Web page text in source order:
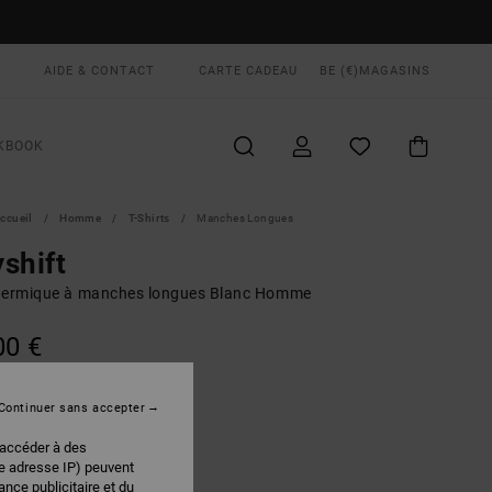
AIDE & CONTACT CARTE CADEAU BE (€) MAGASINS
Homme T-Shirts Manches Longues
à manches longues Blanc Homme
€
Off White
à des
adresse IP) peuvent
publicitaire et du
sans accepter